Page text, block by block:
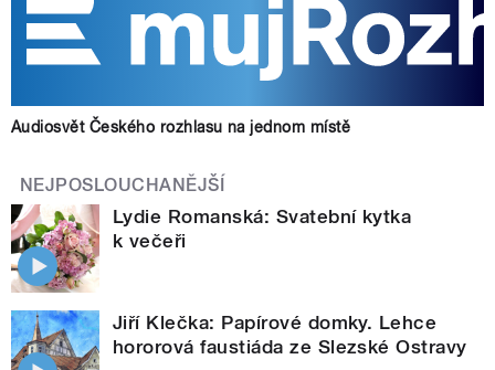
Audiosvět Českého rozhlasu na jednom místě
NEJPOSLOUCHANĚJŠÍ
Lydie Romanská: Svatební kytka
k večeři
Jiří Klečka: Papírové domky. Lehce
hororová faustiáda ze Slezské Ostravy